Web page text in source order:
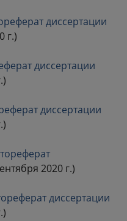
диссертации
г.)
диссертации
диссертации
2020 г.)
диссертации